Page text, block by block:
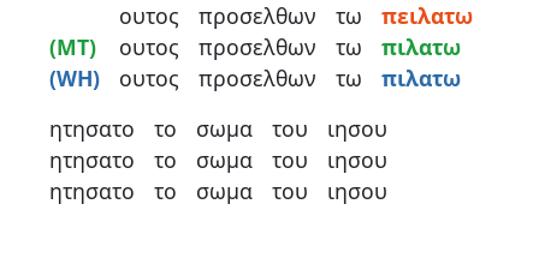
(MT)
(WH)
ουτος
ουτος
ουτος
προσελθων
προσελθων
προσελθων
τω
τω
τω
πειλατω
πιλατω
πιλατω
ητησατο
ητησατο
ητησατο
το
το
το
σωμα
σωμα
σωμα
του
του
του
ιησου
ιησου
ιησου
contacter
Signaler
une
erreur